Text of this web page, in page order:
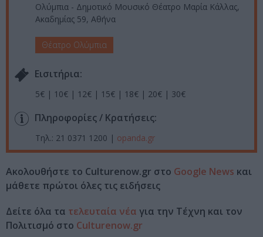
Ολύμπια - Δημοτικό Μουσικό Θέατρο Μαρία Κάλλας,
Ακαδημίας 59, Αθήνα
Θέατρο Ολύμπια
Eισιτήρια:
5€ | 10€ | 12€ | 15€ | 18€ | 20€ | 30€
Πληροφορίες / Κρατήσεις:
Τηλ.: 21 0371 1200 | opanda.gr
Ακολουθήστε το Culturenow.gr στο Google News και
μάθετε πρώτοι όλες τις ειδήσεις
Δείτε όλα τα τελευταία νέα για την Τέχνη και τον
Πολιτισμό στο Culturenow.gr